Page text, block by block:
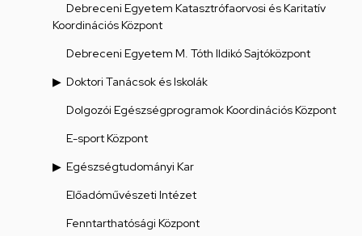
Debreceni Egyetem Katasztrófaorvosi és Karitatív
Koordinációs Központ
Debreceni Egyetem M. Tóth Ildikó Sajtóközpont
Doktori Tanácsok és Iskolák
Dolgozói Egészségprogramok Koordinációs Központ
E-sport Központ
Egészségtudományi Kar
Előadóművészeti Intézet
Fenntarthatósági Központ